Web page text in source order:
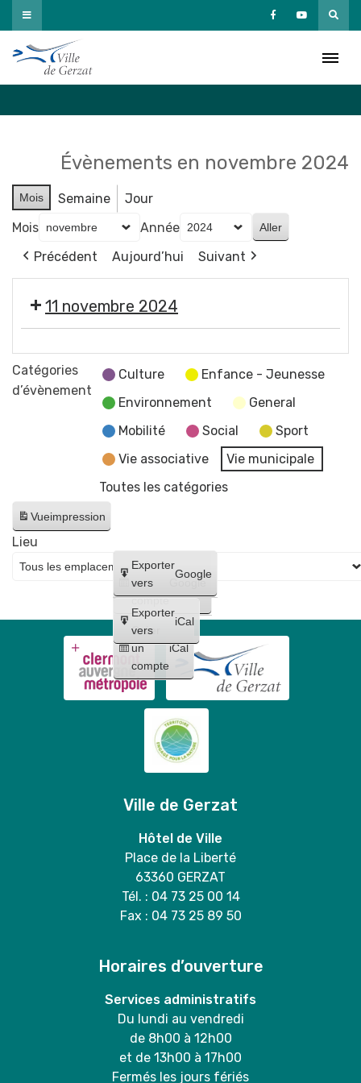
Passer
au
contenu
Évènements en novembre 2024
Mois Semaine
Jour
Mois
Année
Précédent
Aujourd’hui Suivant
11 novembre 2024
commémorative
de
🇫🇷
Catégories
d’évènement
Culture
Enfance - Jeunesse
Environnement
General
Mobilité
Social
Sport
Vie associative
Vie municipale
Toutes les catégories
Vueimpression
Créer
un
compte
Google
Créer
un
compte
iCal
Exporter
vers
Google
Exporter
vers
iCal
Lieu
Ville de Gerzat
Hôtel de Ville
Place de la Liberté
63360 GERZAT
Tél. : 04 73 25 00 14
Fax : 04 73 25 89 50
Horaires d’ouverture
Services administratifs
Du lundi au vendredi
de 8h00 à 12h00
et de 13h00 à 17h00
Fermés les jours fériés